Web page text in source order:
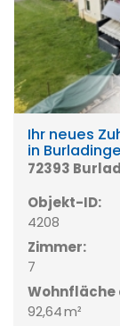
Ihr neues
in
72393
Objekt-ID:
4208
Zimmer:
7
Wohnfläche
92,64 m²